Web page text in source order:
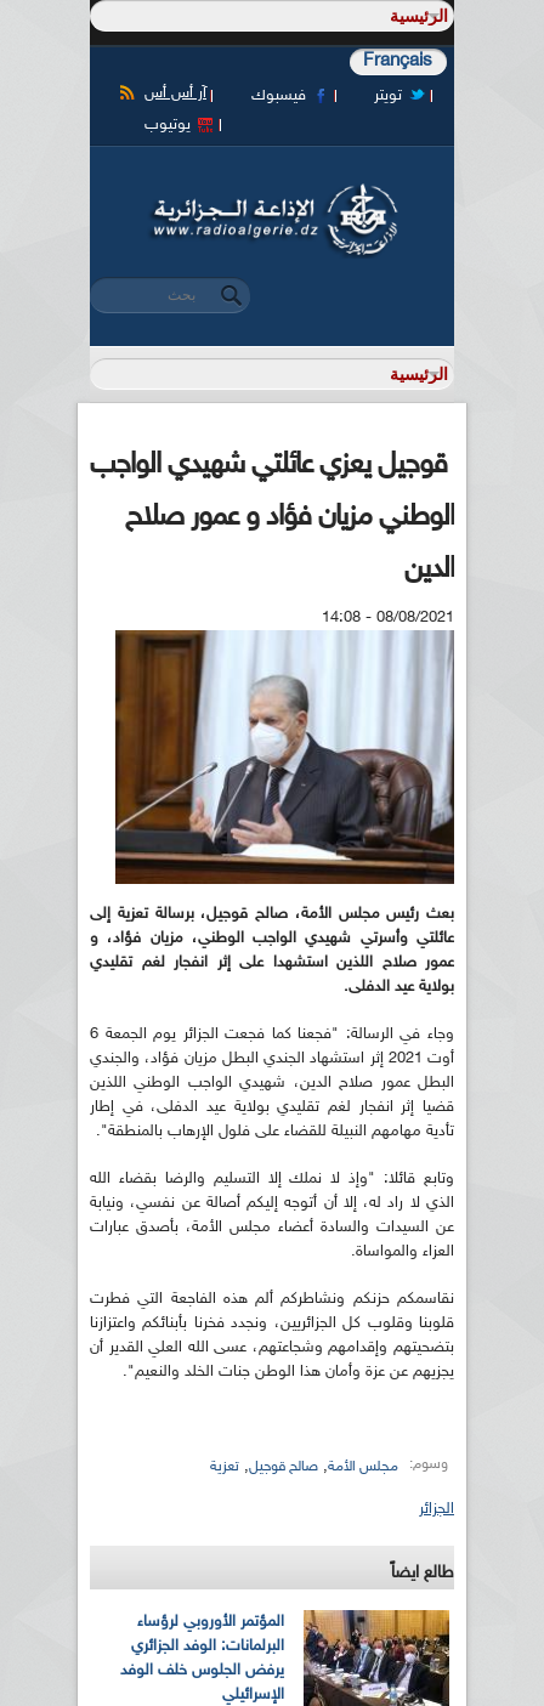
Français
آر أس أس فيسبوك
تويتر
يوتيوب
استمارة البحث
‏بحث ‏
قوجيل يعزي عائلتي شهيدي الواجب
الوطني مزيان فؤاد و عمور صلاح
الدين
08/08/2021 - 14:08
بعث رئيس مجلس الأمة، صالح قوجيل، برسالة تعزية إلى
عائلتي وأسرتي شهيدي الواجب الوطني، مزيان فؤاد، و
عمور صلاح اللذين استشهدا على إثر انفجار لغم تقليدي
بولاية عيد الدفلى.
وجاء في الرسالة: "فجعنا كما فجعت الجزائر يوم الجمعة 6
أوت 2021 إثر استشهاد الجندي البطل مزيان فؤاد، والجندي
البطل عمور صلاح الدين، شهيدي الواجب الوطني اللذين
قضيا إثر انفجار لغم تقليدي بولاية عيد الدفلى، في إطار
تأدية مهامهم النبيلة للقضاء على فلول الإرهاب بالمنطقة".
وتابع قائلا: "وإذ لا نملك إلا التسليم والرضا بقضاء الله
الذي لا راد له، إلا أن أتوجه إليكم أصالة عن نفسي، ونيابة
عن السيدات والسادة أعضاء مجلس الأمة، بأصدق عبارات
العزاء والمواساة.
نقاسمكم حزنكم ونشاطركم ألم هذه الفاجعة التي فطرت
قلوبنا وقلوب كل الجزائريين، ونجدد فخرنا بأبنائكم واعتزازنا
بتضحيتهم وإقدامهم وشجاعتهم، عسى الله العلي القدير أن
يجزيهم عن عزة وأمان هذا الوطن جنات الخلد والنعيم".
وسوم: مجلس الأمة, صالح قوجيل, تعزية
الجزائر
طالع ايضاً
المؤتمر الأوروبي لرؤساء
البرلمانات: الوفد الجزائري
يرفض الجلوس خلف الوفد
الإسرائيلي